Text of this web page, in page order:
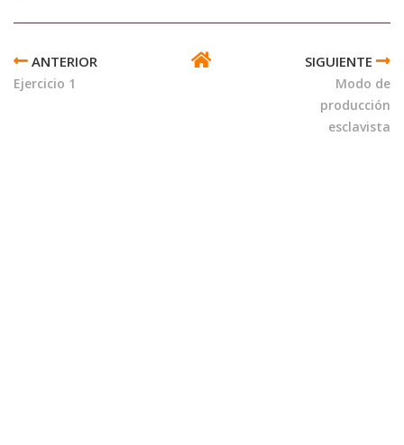
TRANSVERSALES
DE
Ejercicio 1
Modo de
producción
esclavista